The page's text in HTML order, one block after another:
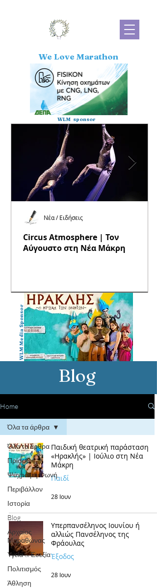
We Love Marathon
WLM sponsor
Circus Atmosphere | Τον
Αύγουστο στη Νέα Μάκρη
Νέα / Ειδήσεις
WLM Media Sponsor
Blog
Home
Όλα τα άρθρα
Πρίσμα
Ψύχραιμη Φωνή
Περιβάλλον
Ιστορία
Blog
Αρχαίος
Μαραθώνας
Υγεία & Ευεξία
Πολιτισμός
Άθληση
Όλα τα άρθρα
Παιδική θεατρική παράσταση
«Ηρακλής» | Ιούλιο στη Νέα
Μάκρη
Παιδί
28 Ιουν
Υπερπανσέληνος Ιουνίου ή
αλλιώς Πανσέληνος της
Φράουλας
Έξοδος
28 Ιουν